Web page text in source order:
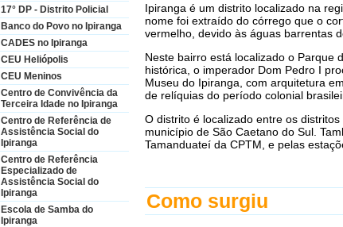
17° DP - Distrito Policial
Banco do Povo no Ipiranga
CADES no Ipiranga
CEU Heliópolis
CEU Meninos
Centro de Convivência da
Terceira Idade no Ipiranga
Centro de Referência de
Assistência Social do
Ipiranga
Centro de Referência
Especializado de
Assistência Social do
Ipiranga
Escola de Samba do
Ipiranga
Ipiranga é um distrito localizado na
nome foi extraído do córrego que o
vermelho, devido às águas barrentas
Neste bairro está localizado o Parque
histórica, o imperador Dom Pedro I
Museu do Ipiranga, com arquitetura
de relíquias do período colonial
O distrito é localizado entre os
município de São Caetano do Sul.
Tamanduateí da CPTM, e pelas
Como surgiu